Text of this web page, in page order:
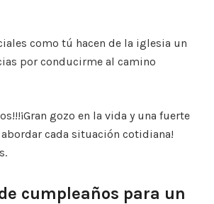
como tú hacen de la iglesia un
por conducirme al camino
gozo en la vida y una fuerte
cada situación cotidiana!
cumpleaños para un